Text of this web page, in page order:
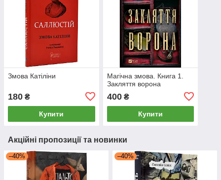
Змова Катіліни
180 ₴
Купити
Магічна змова. Книга 1.
Закляття ворона
400₴
Купити
Акційні пропозиції та новинки
–40% –40%